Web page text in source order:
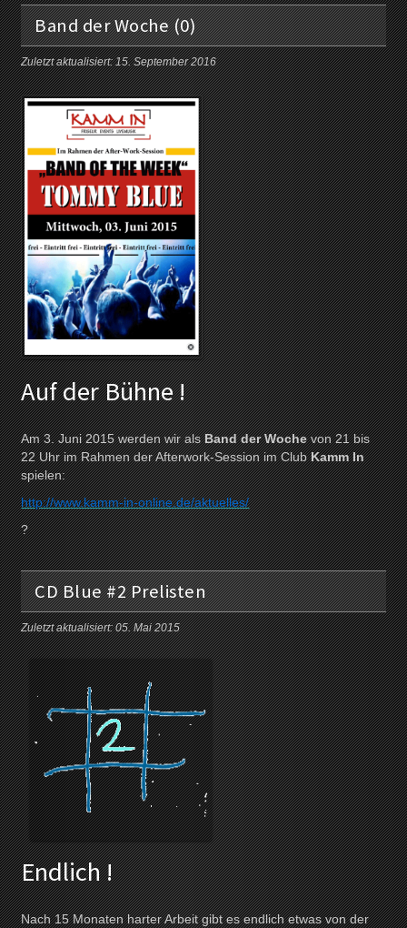
Band der Woche (0)
Zuletzt aktualisiert: 15. September 2016
Auf der Bühne !
Am 3. Juni 2015 werden wir alsBand der Wochevon 21 bis
22 Uhr im Rahmen der Afterwork-Session im ClubKamm In
spielen:
http://www.kamm-in-online.de/aktuelles/
?
CD Blue #2 Prelisten
Zuletzt aktualisiert: 05. Mai 2015
Endlich !
Nach 15 Monaten harter Arbeit gibt es endlich etwas von der